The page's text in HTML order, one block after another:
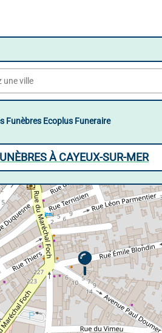
Funèbres Ecoplus Funeraire
À CAYEUX-SUR-MER